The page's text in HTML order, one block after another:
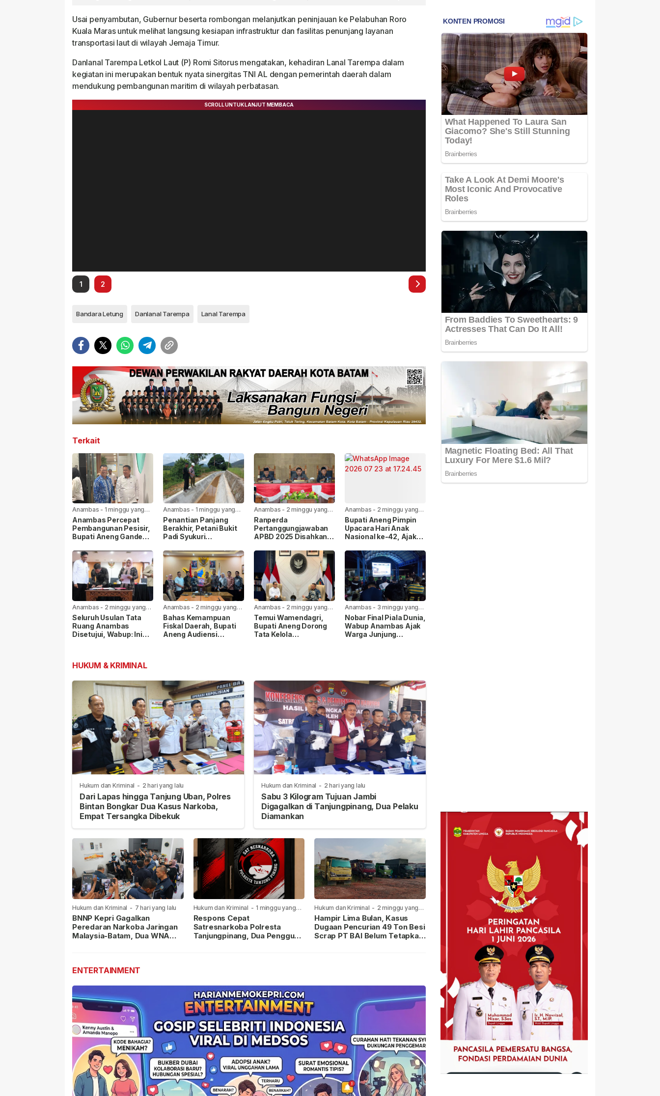
Usai penyambutan, Gubernur beserta rombongan melanjutkan peninjauan ke Pelabuhan Roro
Kuala Maras untuk melihat langsung kesiapan infrastruktur dan fasilitas penunjang layanan
transportasi laut di wilayah Jemaja Timur.
Danlanal Tarempa Letkol Laut (P) Romi Sitorus mengatakan, kehadiran Lanal Tarempa dalam
kegiatan ini merupakan bentuk nyata sinergitas TNI AL dengan pemerintah daerah dalam
mendukung pembangunan maritim di wilayah perbatasan.
1 2
Bandara Letung Danlanal Tarempa Lanal Tarempa
Terkait
Anambas - 1 minggu yang
lalu
Anambas Percepat
Pembangunan Pesisir,
Bupati Aneng Gandeng
Anambas - 1 minggu yang
lalu
Penantian Panjang
Berakhir, Petani Bukit
Padi Syukuri
Irigasi Mulai Dikerjakan
Anambas - 2 minggu yang
lalu
Ranperda
Pertanggungjawaban
APBD 2025 Disahkan
Bupati Anambas
Anambas - 2 minggu yang
lalu
Bupati Aneng Pimpin
Upacara Hari Anak
Nasional ke-42, Ajak
Ramah Anak
Anambas - 2 minggu yang
lalu
Seluruh Usulan Tata
Ruang Anambas
Disetujui, Wabup: Ini
Anambas - 2 minggu yang
lalu
Bahas Kemampuan
Fiskal Daerah, Bupati
Aneng Audiensi
Anambas - 2 minggu yang
lalu
Temui Wamendagri,
Bupati Aneng Dorong
Tata Kelola
Anambas - 3 minggu yang
lalu
Nobar Final Piala Dunia,
Wabup Anambas Ajak
Warga Junjung
HUKUM & KRIMINAL
Hukum dan Kriminal - 2 hari yang lalu
Dari Lapas hingga Tanjung Uban, Polres
Bintan Bongkar Dua Kasus Narkoba,
Empat Tersangka Dibekuk
Hukum dan Kriminal - 2 hari yang lalu
Sabu 3 Kilogram Tujuan Jambi
Digagalkan di Tanjungpinang, Dua Pelaku
Diamankan
Hukum dan Kriminal - 7 hari yang lalu
BNNP Kepri Gagalkan
Peredaran Narkoba Jaringan
Malaysia-Batam, Dua WNA
Hukum dan Kriminal - 1 minggu yang
lalu
Respons Cepat
Satresnarkoba Polresta
Tanjungpinang, Dua Pengguna
Hukum dan Kriminal - 2 minggu yang
lalu
Hampir Lima Bulan, Kasus
Dugaan Pencurian 49 Ton Besi
Scrap PT BAI Belum Tetapkan
ENTERTAINMENT